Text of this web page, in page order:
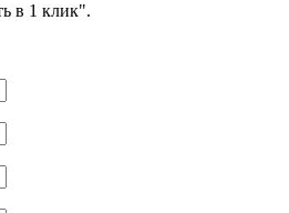
в 1 клик".